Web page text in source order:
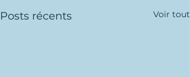
Posts récents Voir tout